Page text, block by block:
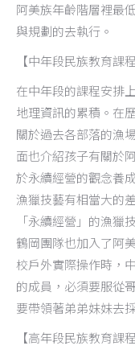
阿美族年齡階層裡最
與規劃的去執行。
【中年段民族教育課
在中年段的課程安排
地理資訊的累積。在
關於過去各部落的漁
面也介紹孩子有關於
於永續經營的觀念養
漁獵技藝有相當大的
「永續經營」的漁獵
鶴岡團隊也加入了阿
校戶外實際操作時，
的成員，必須要服從
要帶領著弟弟妹妹去
【高年段民族教育課